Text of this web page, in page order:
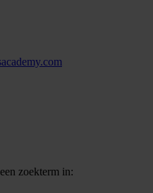
zoekterm in: